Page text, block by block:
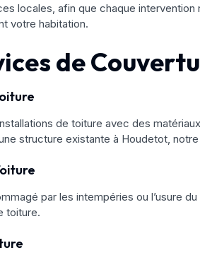
locales, afin que chaque
votre habitation.
de
de toiture avec des
structure existante à Houdetot,
par les intempéries ou l’usure
toiture.